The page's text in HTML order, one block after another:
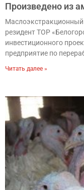
Произведено из
резидент ТОР
инвестиционного
предприятие по
Читать далее »